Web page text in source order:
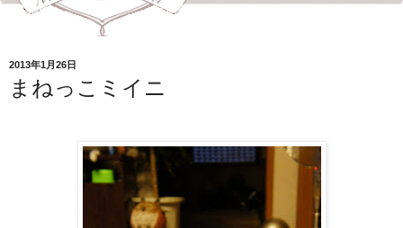
2013年1月26日
まねっこミイニ